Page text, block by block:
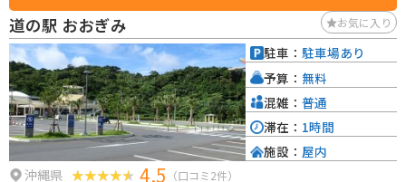
道の駅 おおぎみ お気に入り
沖縄県 4.5 （口コミ2件）
駐車： 駐車場あり
予算： 無料
混雑： 普通
滞在： 1時間
施設： 屋内